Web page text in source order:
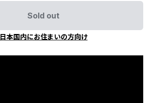
Sold out
日本国内にお住まいの方向け